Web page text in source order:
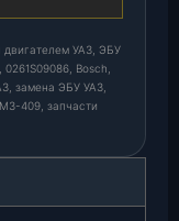
двигателем УАЗ, ЭБУ
Bosch,
замена ЭБУ УАЗ,
409, запчасти